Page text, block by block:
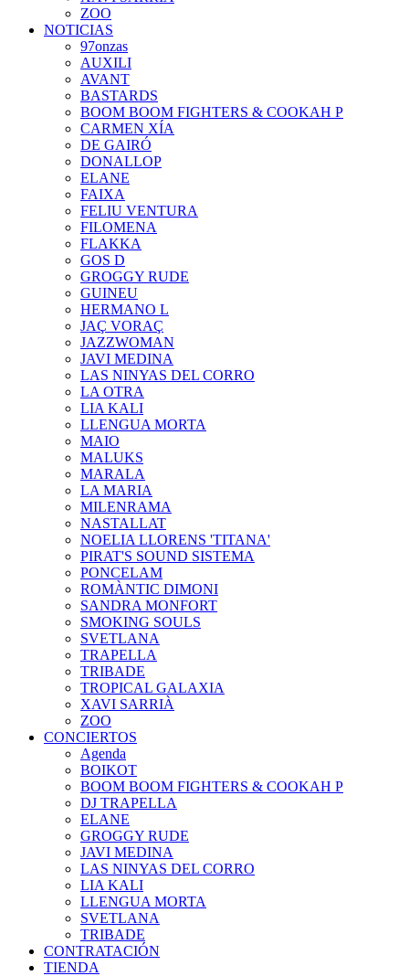
ZOO
NOTICIAS
97onzas
AUXILI
AVANT
BASTARDS
BOOM BOOM FIGHTERS & COOKAH P
CARMEN XÍA
DE GAIRÓ
DONALLOP
ELANE
FAIXA
FELIU VENTURA
FILOMENA
FLAKKA
GOS D
GROGGY RUDE
GUINEU
HERMANO L
JAÇ VORAÇ
JAZZWOMAN
JAVI MEDINA
LAS NINYAS DEL CORRO
LA OTRA
LIA KALI
LLENGUA MORTA
MAIO
MALUKS
MARALA
LA MARIA
MILENRAMA
NASTALLAT
NOELIA LLORENS 'TITANA'
PIRAT'S SOUND SISTEMA
PONCELAM
ROMÀNTIC DIMONI
SANDRA MONFORT
SMOKING SOULS
SVETLANA
TRAPELLA
TRIBADE
TROPICAL GALAXIA
XAVI SARRIÀ
ZOO
CONCIERTOS
Agenda
BOIKOT
BOOM BOOM FIGHTERS & COOKAH P
DJ TRAPELLA
ELANE
GROGGY RUDE
JAVI MEDINA
LAS NINYAS DEL CORRO
LIA KALI
LLENGUA MORTA
SVETLANA
TRIBADE
CONTRATACIÓN
TIENDA